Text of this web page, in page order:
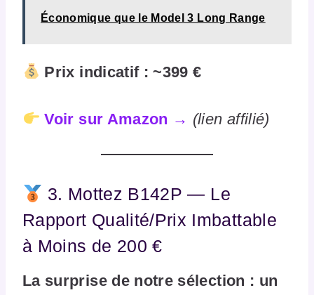
Économique que le Model 3 Long Range
Prix indicatif : ~399 €
Voir sur Amazon → (lien affilié)
3. Mottez B142P — Le
Rapport Qualité/Prix Imbattable
à Moins de 200 €
La surprise de notre sélection : un